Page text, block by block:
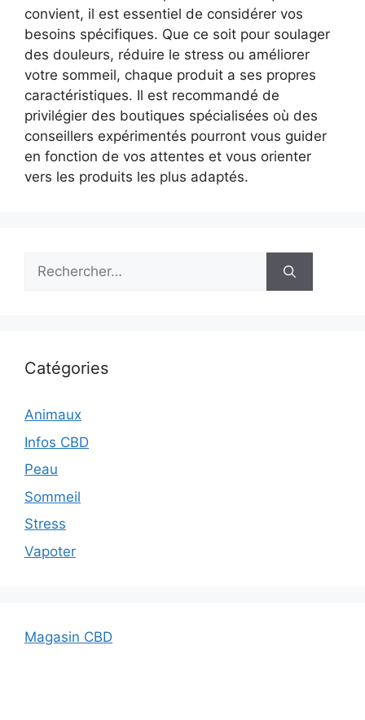
convient, il est essentiel de considérer vos
besoins spécifiques. Que ce soit pour soulager
des douleurs, réduire le stress ou améliorer
votre sommeil, chaque produit a ses propres
caractéristiques. Il est recommandé de
privilégier des boutiques spécialisées où des
conseillers expérimentés pourront vous guider
en fonction de vos attentes et vous orienter
vers les produits les plus adaptés.
Rechercher :
Catégories
Animaux
Infos CBD
Peau
Sommeil
Stress
Vapoter
Magasin CBD